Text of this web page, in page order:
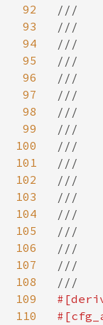
92
93
94
95
96
97
98
99
100
101
102
103
104
105
106
107
108
109
110
///
///
///
///
///
///
///
///
///
///
///
///
///
///
///
///